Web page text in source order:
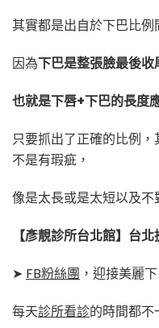
其實都是出自於下巴比例
因為下巴是整張臉最後收
也就是下唇+下巴的長度
只要抓出了正確的比例
不是有瑕疵，
像是太長或是太短以及不
【彥靚診所台北館】台
➤ FB粉絲團 ，迎接美麗
每天診所看診的時間都不